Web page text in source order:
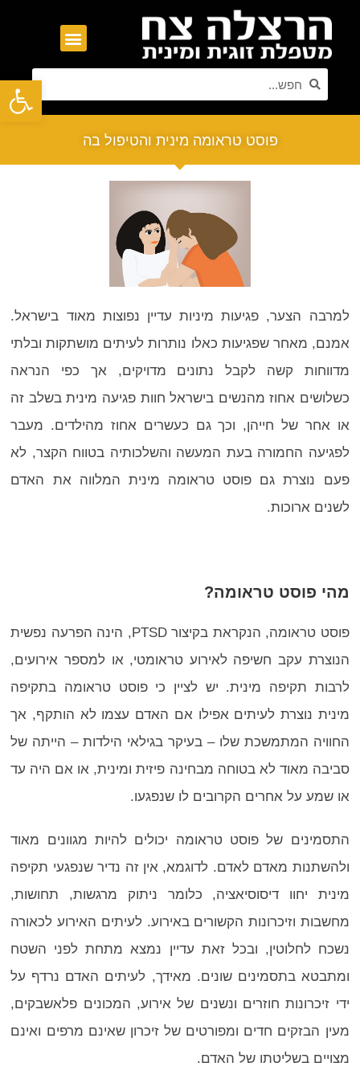
פתח סרגל נגישות
פוסט טראומה מינית והטיפול בה
למרבה הצער, פגיעות מיניות עדיין נפוצות מאוד בישראל.
אמנם, מאחר שפגיעות כאלו נותרות לעיתים מושתקות ובלתי
מדווחות קשה לקבל נתונים מדויקים, אך כפי הנראה
כשלושים אחוז מהנשים בישראל חוות פגיעה מינית בשלב זה
או אחר של חייהן, וכך גם כעשרים אחוז מהילדים. מעבר
לפגיעה החמורה בעת המעשה והשלכותיה בטווח הקצר, לא
פעם נוצרת גם פוסט טראומה מינית המלווה את האדם
לשנים ארוכות.
מהי פוסט טראומה?
פוסט טראומה, הנקראת בקיצור PTSD, הינה הפרעה נפשית
הנוצרת עקב חשיפה לאירוע טראומטי, או למספר אירועים,
לרבות תקיפה מינית. יש לציין כי פוסט טראומה בתקיפה
מינית נוצרת לעיתים אפילו אם האדם עצמו לא הותקף, אך
החוויה המתמשכת שלו – בעיקר בגילאי הילדות – הייתה של
סביבה מאוד לא בטוחה מבחינה פיזית ומינית, או אם היה עד
או שמע על אחרים הקרובים לו שנפגעו.
התסמינים של פוסט טראומה יכולים להיות מגוונים מאוד
ולהשתנות מאדם לאדם. לדוגמא, אין זה נדיר שנפגעי תקיפה
מינית יחוו דיסוסיאציה, כלומר ניתוק מרגשות, תחושות,
מחשבות וזיכרונות הקשורים באירוע. לעיתים האירוע לכאורה
נשכח לחלוטין, ובכל זאת עדיין נמצא מתחת לפני השטח
ומתבטא בתסמינים שונים. מאידך, לעיתים האדם נרדף על
ידי זיכרונות חוזרים ונשנים של אירוע, המכונים פלאשבקים,
מעין הבזקים חדים ומפורטים של זיכרון שאינם מרפים ואינם
מצויים בשליטתו של האדם.